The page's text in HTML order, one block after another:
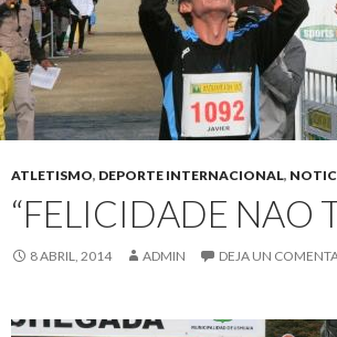
ATLETISMO, DEPORTE INTERNACIONAL,
“FELICIDADE NAO
8 ABRIL, 2014 ADMIN DEJA UN